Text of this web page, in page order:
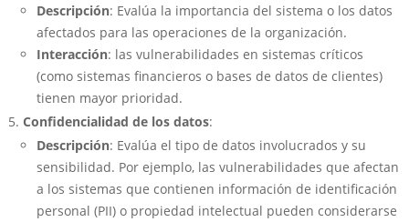
Descripción: Evalúa la importancia del sistema o los datos
afectados para las operaciones de la organización.
Interacción: las vulnerabilidades en sistemas críticos
(como sistemas financieros o bases de datos de clientes)
tienen mayor prioridad.
Confidencialidad de los datos:
Descripción: Evalúa el tipo de datos involucrados y su
sensibilidad. Por ejemplo, las vulnerabilidades que afectan
a los sistemas que contienen información de identificación
personal (PII) o propiedad intelectual pueden considerarse